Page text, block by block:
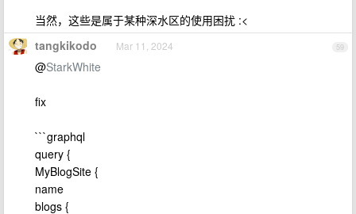
当然，这些是属于某种深水区的使用困扰 :<
59
tangkikodo Mar 11, 2024
@StarkWhite
fix
```graphql
query {
MyBlogSite {
name
blogs {